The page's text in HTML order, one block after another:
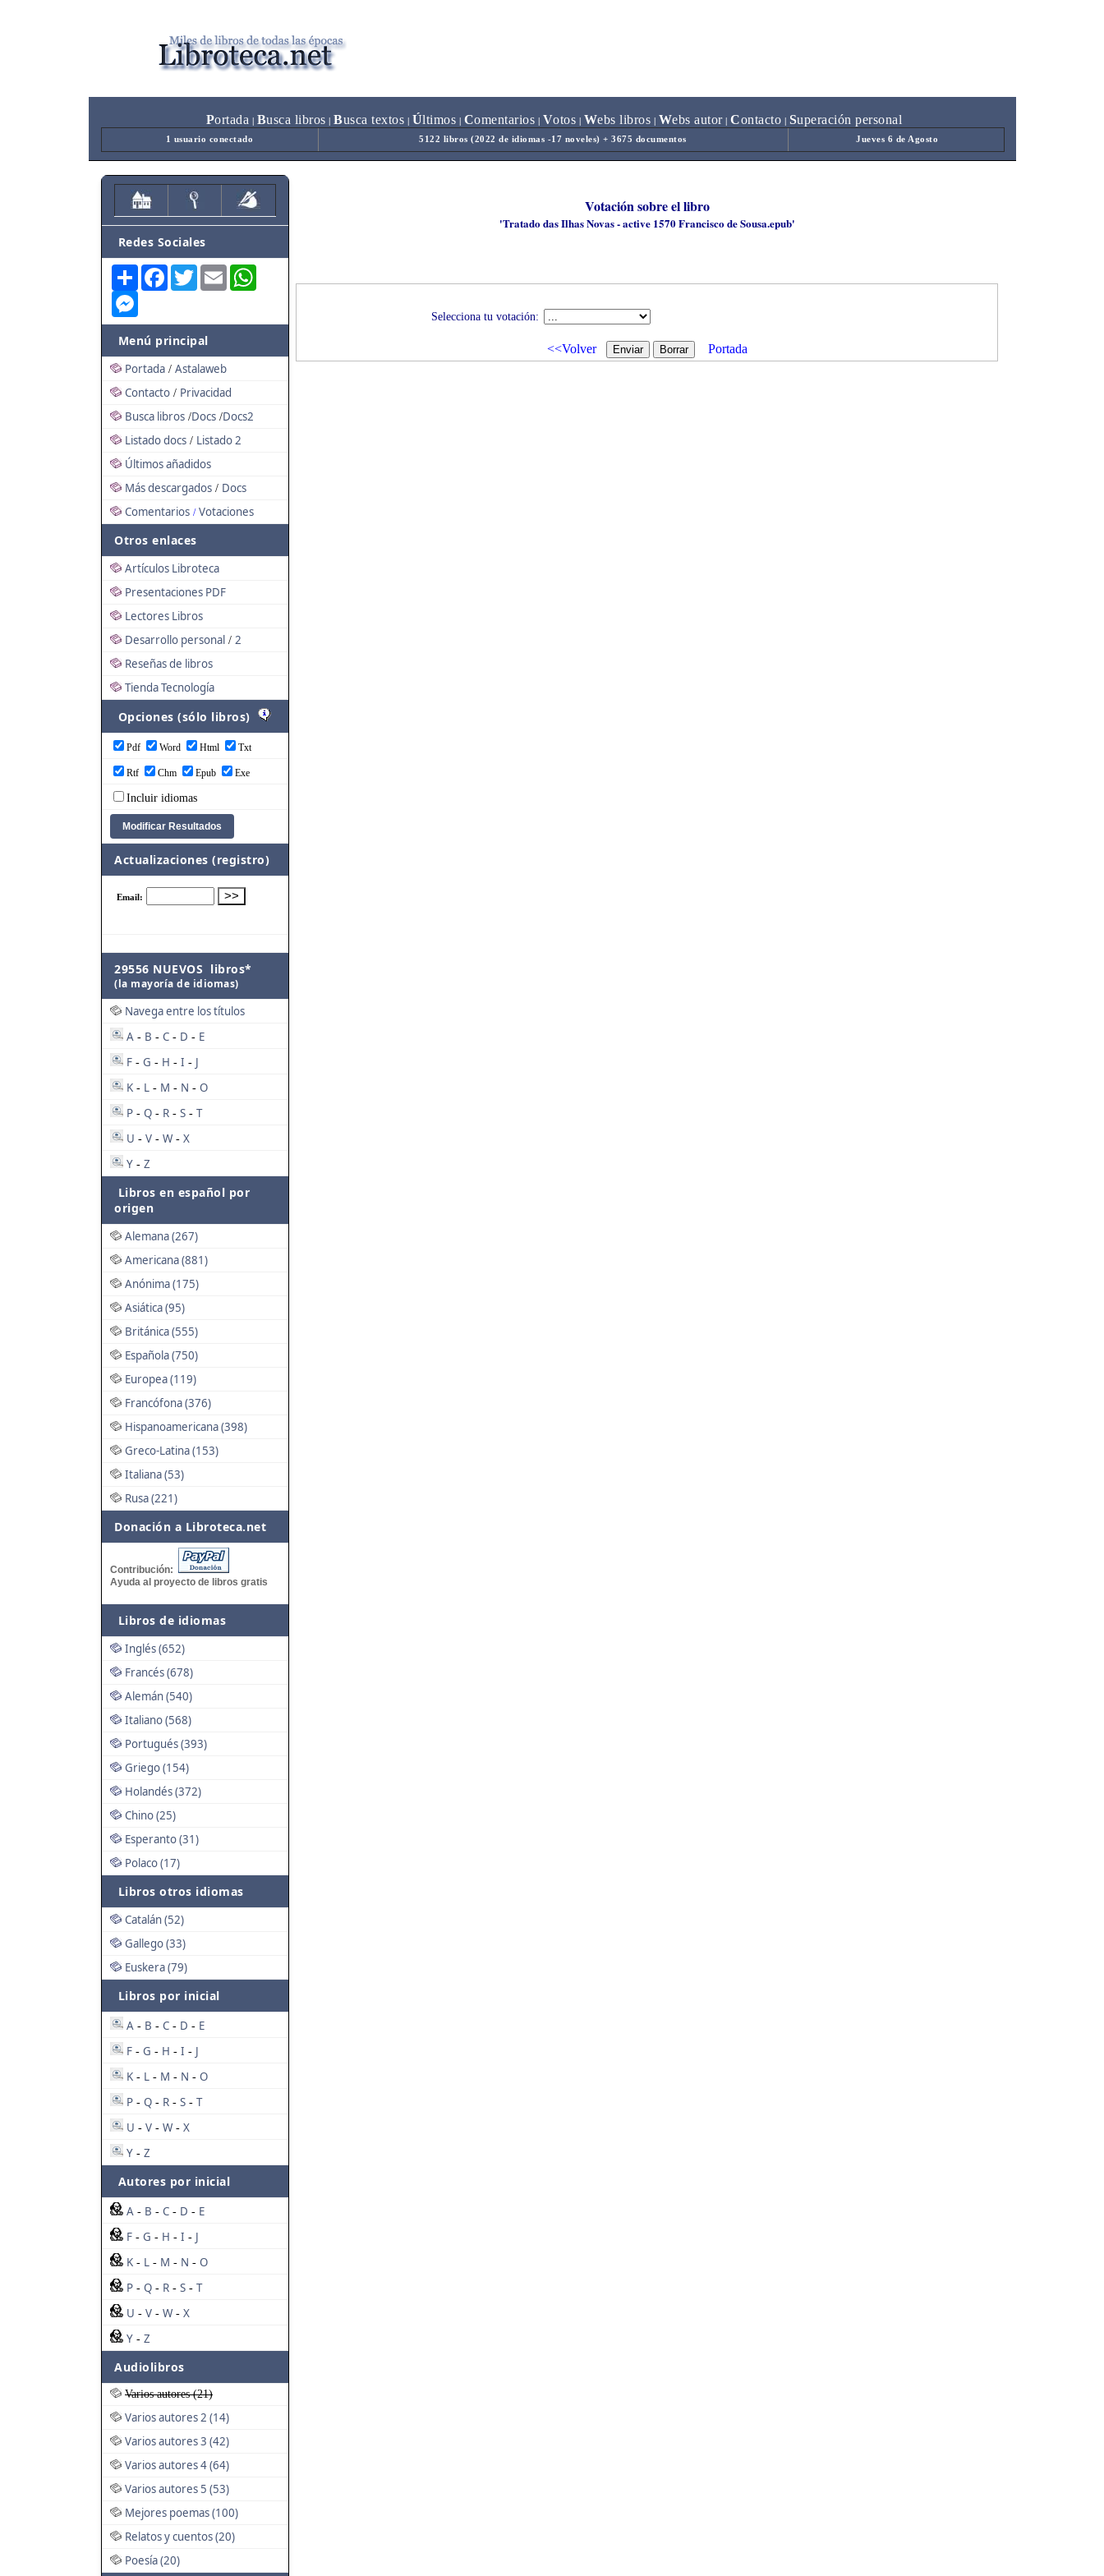
Portada Busca libros Busca textos Últimos Comentarios Votos Webs libros Webs autor| Contacto Superación personal
1 usuario conectado 5122 libros (2022 de idiomas -17 noveles) + 3675 documentos Jueves 6 de Agosto
Redes Sociales
Share FacebookTwitterEmail
Menú principal
Portada / Astalaweb
Contacto / Privacidad
Busca libros /Docs /Docs2
Listado docs / Listado 2
Últimos añadidos
Más descargados / Docs
Comentarios / Votaciones
Otros enlaces
Artículos Libroteca
Presentaciones PDF
Lectores Libros
Desarrollo personal / 2
Reseñas de libros
Tienda Tecnología
Opciones (sólo libros)
Pdf Word Html Txt
Rtf Chm Epub Exe
Incluir idiomas
Actualizaciones (registro)
29556 NUEVOS libros*
(la mayoría de idiomas)
Navega entre los títulos
A - B - C - D - E
F - G - H - I - J
K - L - M - N - O
P - Q - R - S - T
U - V - W - X
Y - Z
Libros en español por
origen
Alemana (267)
Americana (881)
Anónima (175)
Asiática (95)
Británica (555)
Española (750)
Europea (119)
Francófona (376)
Hispanoamericana (398)
Greco-Latina (153)
Italiana (53)
Rusa (221)
Donación a Libroteca.net
Contribución:
Ayuda al proyecto de libros gratis
Libros de idiomas
Inglés (652)
Francés (678)
Alemán (540)
Italiano (568)
Portugués (393)
Griego (154)
Holandés (372)
Chino (25)
Esperanto (31)
Polaco (17)
Libros otros idiomas
Catalán (52)
Gallego (33)
Euskera (79)
Libros por inicial
A - B - C - D - E
F - G - H - I - J
K - L - M - N - O
P - Q - R - S - T
U - V - W - X
Y - Z
Autores por inicial
A - B - C - D - E
F - G - H - I - J
K - L - M - N - O
P - Q - R - S - T
U - V - W - X
Y - Z
Audiolibros
Varios autores (21)
Varios autores 2 (14)
Varios autores 3 (42)
Varios autores 4 (64)
Varios autores 5 (53)
Mejores poemas (100)
Relatos y cuentos (20)
Poesía (20)
Votación sobre el libro
'Tratado das Ilhas Novas - active 1570 Francisco de Sousa.epub'
Selecciona tu votación:
<<Volver Portada